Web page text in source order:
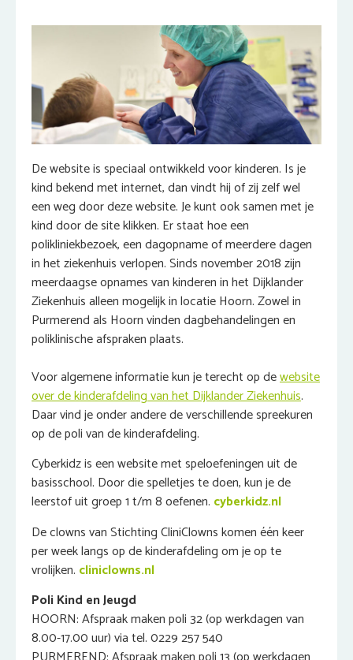
De website is speciaal ontwikkeld voor kinderen. Is je
kind bekend met internet, dan vindt hij of zij zelf wel
een weg door deze website. Je kunt ook samen met je
kind door de site klikken. Er staat hoe een
polikliniekbezoek, een dagopname of meerdere dagen
in het ziekenhuis verlopen. Sinds november 2018 zijn
meerdaagse opnames van kinderen in het Dijklander
Ziekenhuis alleen mogelijk in locatie Hoorn. Zowel in
Purmerend als Hoorn vinden dagbehandelingen en
poliklinische afspraken plaats.
Voor algemene informatie kun je terecht op dewebsite
over de kinderafdeling van het Dijklander Ziekenhuis.
Daar vind je onder andere de verschillende spreekuren
op de poli van de kinderafdeling.
Cyberkidz is een website met speloefeningen uit de
basisschool. Door die spelletjes te doen, kun je de
leerstof uit groep 1 t/m 8 oefenen. cyberkidz.nl
De clowns van Stichting CliniClowns komen één keer
per week langs op de kinderafdeling om je op te
vrolijken. cliniclowns.nl
Poli Kind en Jeugd
HOORN: Afspraak maken poli 32 (op werkdagen van
8.00-17.00 uur) via tel. 0229 257 540